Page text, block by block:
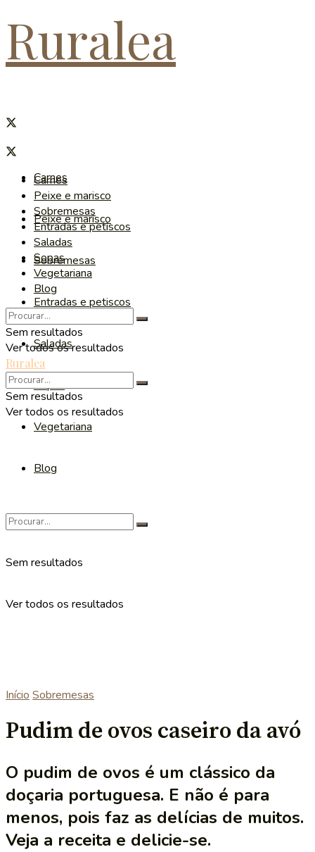
Ruralea
Carnes
Peixe e marisco
Sobremesas
Entradas e petiscos
Saladas
Sopas
Vegetariana
Blog
Sem resultados
Ver todos os resultados
Carnes
Peixe e marisco
Sobremesas
Entradas e petiscos
Saladas
Sopas
Vegetariana
Blog
Sem resultados
Ver todos os resultados
Ruralea
Sem resultados
Ver todos os resultados
Início Sobremesas
Pudim de ovos caseiro da avó
O pudim de ovos é um clássico da
doçaria portuguesa. E não é para
menos, pois faz as delícias de muitos.
Veja a receita e delicie-se.